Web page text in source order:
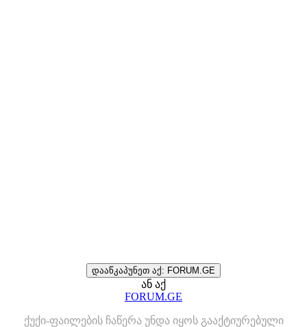
დააწკაპუნეთ აქ: FORUM.GE
ან აქ
FORUM.GE
ქუქი-ფაილების ჩაწერა უნდა იყოს გააქტიურებული